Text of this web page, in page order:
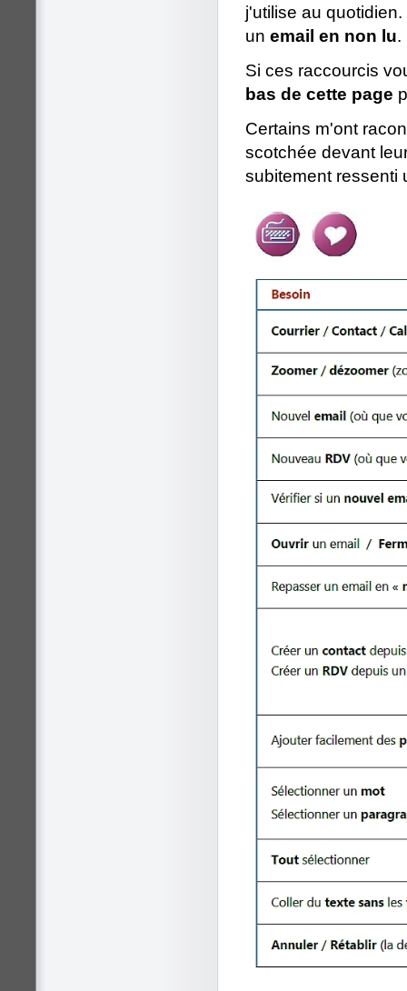
j'utilise au
un email en non lu.
Si ces raccourcis
bas de cette page
Certains m'ont
scotchée devant
subitement ressenti